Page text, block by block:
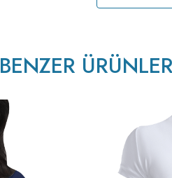
BENZER ÜRÜNLER